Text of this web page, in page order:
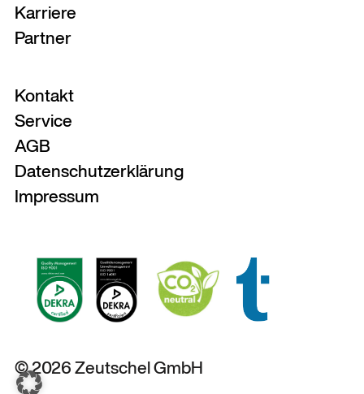
Karriere
Partner
Kontakt
Service
AGB
Datenschutzerklärung
Impressum
© 2026 Zeutschel GmbH